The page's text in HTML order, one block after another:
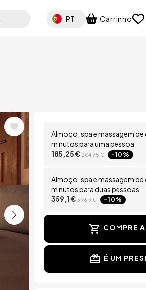
Select your language
PT Carrinho
Imagem
Almoço, spa e massagem de
minutos para uma pessoa
185,25 €204,75 € -10%
Almoço, spa e massagem de
minutos para duas pessoas
359,1 €396,9 € -10%
COMPRE
É UM